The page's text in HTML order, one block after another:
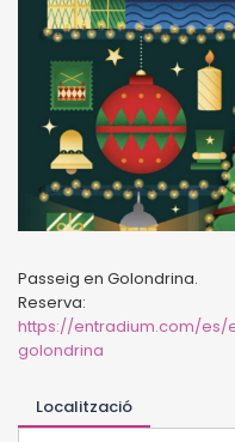
Passeig en Golondrina.
Reserva:
https://entradium.com/
golondrina
Localització